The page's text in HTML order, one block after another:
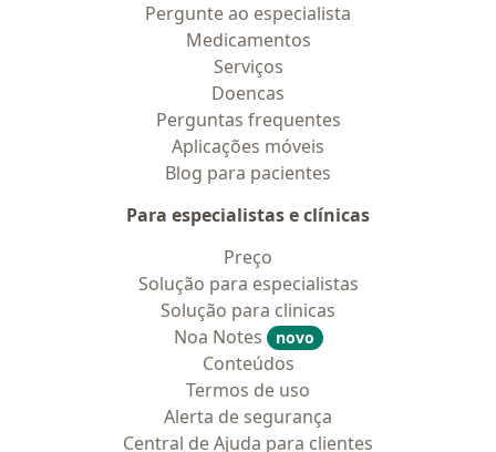
Pergunte ao especialista
Medicamentos
Serviços
Doencas
Perguntas frequentes
Aplicações móveis
Blog para pacientes
Para especialistas e clínicas
Preço
Solução para especialistas
Solução para clinicas
Noa Notes
novo
Conteúdos
Termos de uso
Alerta de segurança
Central de Ajuda para clientes